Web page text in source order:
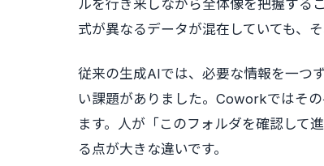
ルを行き来しながら全体像を把握する
式が異なるデータが混在していても、
従来の生成AIでは、必要な情報を一つ
い課題がありました。Coworkではそ
ます。人が「このフォルダを確認して
る点が大きな違いです。